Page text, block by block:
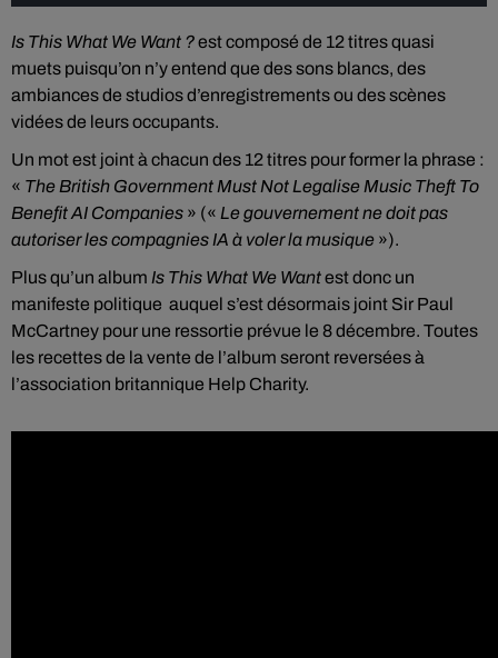
Is This What We Want ?est composé de 12 titres quasi
muets puisqu’on n’y entend que des sons blancs, des
ambiances de studios d’enregistrements ou des scènes
vidées de leurs occupants.
Un mot est joint à chacun des 12 titres pour former la phrase :
« The British Government Must Not Legalise Music Theft To
BenefitAI Companies » (« Le gouvernement ne doit pas
autoriser les compagnies IA à voler la musique »).
Plus qu’un album Is This What We Wantest donc un
manifeste politique auquel s’est désormais joint Sir Paul
McCartney pour une ressortie prévue le 8 décembre. Toutes
les recettes de la vente de l’album seront reversées à
l’association britannique Help Charity.